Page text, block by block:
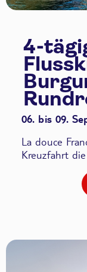
4-
06. bis 09.
La douce
Kreuzfahrt